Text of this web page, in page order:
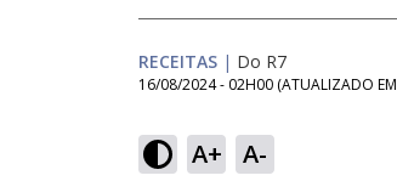
RECEITAS | Do R7
16/08/2024 - 02H00 (ATUALIZADO EM
A+ A-